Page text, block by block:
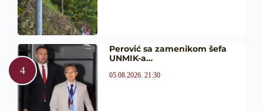
Perović sa zamenikom šefa
UNMIK-a…
05.08.2026. 21:30